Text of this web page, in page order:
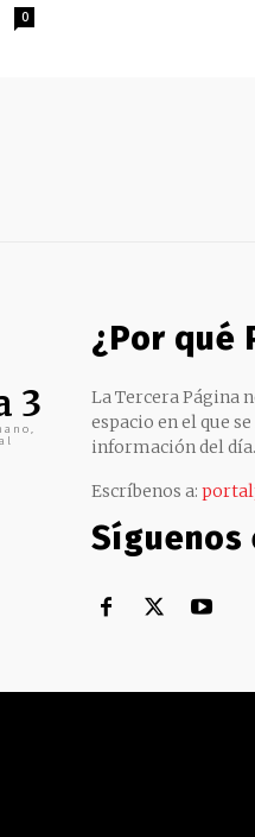
0
3
¿Por qué
La Tercera Página
espacio en el que
información del día.
Escríbenos a:
Síguenos